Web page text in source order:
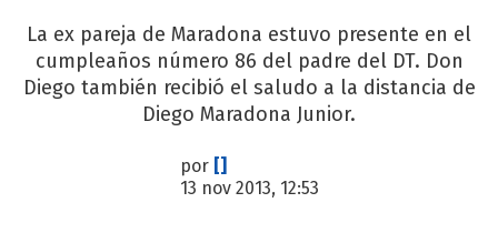
La ex pareja de Maradona estuvo presente en el
cumpleaños número 86 del padre del DT. Don
Diego también recibió el saludo a la distancia de
Diego Maradona Junior.
por []
13 nov 2013, 12:53